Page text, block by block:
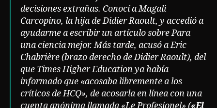
decisiones extrañas. Conocí a Magali
Carcopino, la hija de Didier Raoult, y accedió a
ayudarme a escribir un artículo sobre Para
una ciencia mejor. Más tarde, acusó a Eric
Chabrière (brazo derecho de Didier Raoult), del
que Times Higher Education ya había
informado que «acosaba libremente a los
críticos de HCQ», de acosarla en línea con una